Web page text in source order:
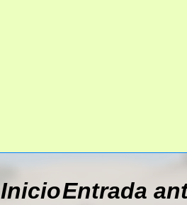
Entrada
Inicio